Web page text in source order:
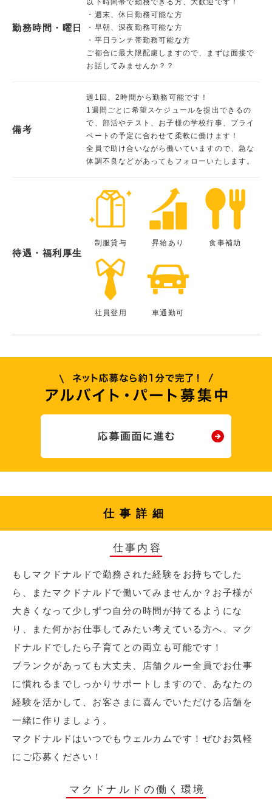
勤務時間・曜日
以下時間帯で勤務できる方、大歓迎です！
・週末、休日勤務可能な方
・早朝、深夜勤務可能な方
・平日ランチ帯勤務可能な方
ご都合に最大限配慮しますので、まずは面接で
お話してみませんか？？
備考
週1回、2時間から勤務可能です！
1週間ごとに希望スケジュールを提出できるの
で、部活やテスト、お子様の学校行事、プライ
ベートの予定に合わせて柔軟に働けます！
全員で助け合いながら働いていますので、急な
体調不良などがあってもフォローいたします。
待遇・福利厚生
制服貸与 昇給あり 食事補助
社員登用 車通勤可
仕事詳細
仕事内容
もしマクドナルドで勤務された経験をお持ちでした
ら、またマクドナルドで働いてみませんか？お子様が
大きくなって少しずつ自分の時間が持てるようにな
り、また何かお仕事してみたい考えている方へ、マク
ドナルドでしたら子育てとの両立も可能です！
ブランクがあっても大丈夫、店舗クルー全員でお仕事
に慣れるまでしっかりサポートしますので、あなたの
経験を活かして、お客さまに喜んでいただける店舗を
一緒に作りましょう。
マクドナルドはいつでもウェルカムです！ぜひお気軽
にご応募ください！
マクドナルドの働く環境